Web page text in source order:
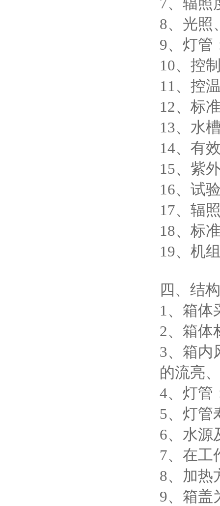
8、光
9、灯管
10、控
11、控
12、标
13、水
14、有
15、紫
16、试
17、辐
18、标
19、机
四、结
1、箱体
2、箱体
3、箱内
的流亮
4、灯管
5、灯管
6、水源
7、在工
8、加热
9、箱盖